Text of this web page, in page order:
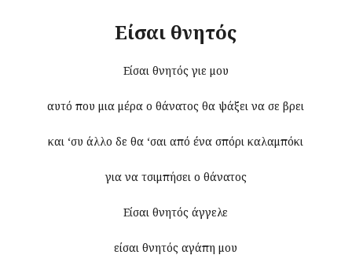
Είσαι θνητός
Είσαι θνητός γιε μου
αυτό που μια μέρα ο θάνατος θα ψάξει να σε βρει
και ‘συ άλλο δε θα ‘σαι από ένα σπόρι καλαμπόκι
για να τσιμπήσει ο θάνατος
Είσαι θνητός άγγελε
είσαι θνητός αγάπη μου